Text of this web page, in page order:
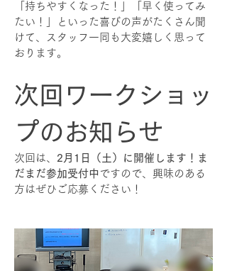
「持ちやすくなった！」「早く使ってみ
たい！」といった喜びの声がたくさん聞
けて、スタッフ一同も大変嬉しく思って
おります。
次回ワークショッ
プのお知らせ
次回は、 2月1日（土）に開催します！ま
だまだ参加受付中 ですので、興味のある
方はぜひご応募ください！